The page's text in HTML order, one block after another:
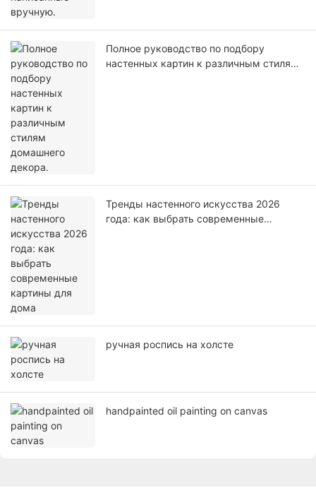
Полное руководство по подбору
настенных картин к различным стилям
Тренды настенного искусства 2026
года: как выбрать современные
ручная роспись на холсте
handpainted oil painting on canvas